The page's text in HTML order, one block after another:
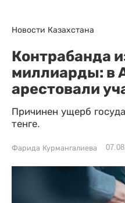
Новости Казахстана
Контрабанда
миллиарды: в
арестовали
Причинен ущерб
тенге.
Фарида Курмангалиева